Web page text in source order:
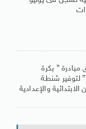
” بكرة
لتوفير شنطة
والإعدادية